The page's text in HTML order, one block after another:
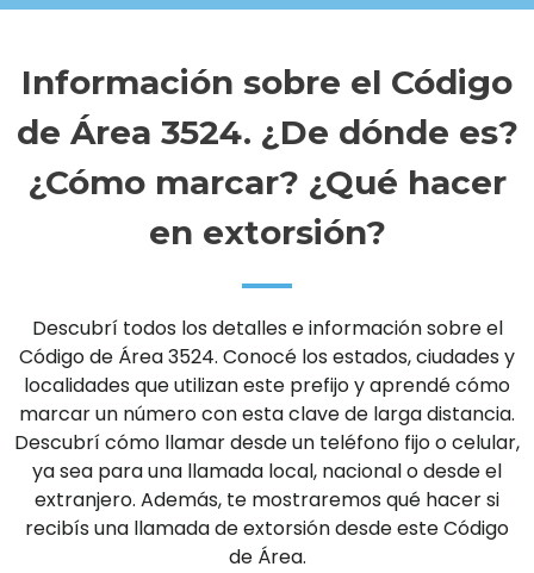
Información sobre el Código
de Área 3524. ¿De dónde es?
¿Cómo marcar? ¿Qué hacer
en extorsión?
Descubrí todos los detalles e información sobre el
Código de Área 3524. Conocé los estados, ciudades y
localidades que utilizan este prefijo y aprendé cómo
marcar un número con esta clave de larga distancia.
Descubrí cómo llamar desde un teléfono fijo o celular,
ya sea para una llamada local, nacional o desde el
extranjero. Además, te mostraremos qué hacer si
recibís una llamada de extorsión desde este Código
de Área.